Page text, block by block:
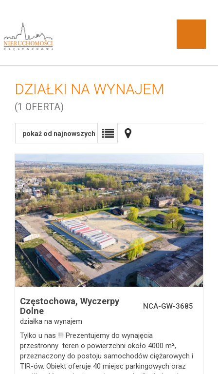
firmie
DOBRA
CHEMIA
Oferty
Dzialki
DZIAŁKI NA WYNAJEM
(1 OFERTA)
pokaż od najnowszych
Częstochowa, Wyczerpy
Dolne
działka na wynajem
NCA-GW-3685
Tylko u nas !!! Prezentujemy do wynajęcia
przestronny teren o powierzchni około 4000 m²,
przeznaczony do postoju samochodów ciężarowych i
TIR-ów. Obiekt oferuje 40 miejsc parkingowych oraz